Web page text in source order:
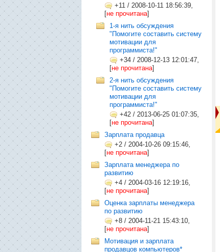
+11 / 2008-10-11 18:56:39,
[не прочитана]
1-я нить обсуждения
"Помогите составить систему
мотивации для
программиста!"
+34 / 2008-12-13 12:01:47,
[не прочитана]
2-я нить обсуждения
"Помогите составить систему
мотивации для
программиста!"
+42 / 2013-06-25 01:07:35,
[не прочитана]
Зарплата продавца
+2 / 2004-10-26 09:15:46,
[не прочитана]
Зарплата менеджера по
развитию
+4 / 2004-03-16 12:19:16,
[не прочитана]
Оценка зарплаты менеджера
по развитию
+8 / 2004-11-21 15:43:10,
[не прочитана]
Мотивация и зарплата
продавцов компьютеров*